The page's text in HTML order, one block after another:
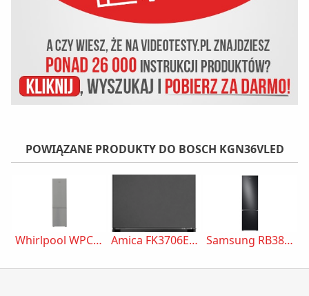
POWIĄZANE PRODUKTY DO BOSCH KGN36VLED
Whirlpool WPC 94I XP Amica FK3706E.2DFZXC Samsung RB38C705CB1